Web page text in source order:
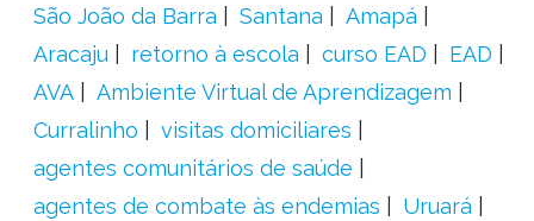
São João da Barra
Santana
Amapá
Aracaju
retorno à escola curso EAD
EAD
AVA
Ambiente Virtual de Aprendizagem
Curralinho
visitas domiciliares
agentes comunitários de saúde
agentes de combate às endemias
Uruará